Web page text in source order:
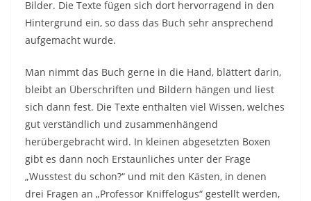
Bilder. Die Texte fügen sich dort hervorragend in den
Hintergrund ein, so dass das Buch sehr ansprechend
aufgemacht wurde.
Man nimmt das Buch gerne in die Hand, blättert darin,
bleibt an Überschriften und Bildern hängen und liest
sich dann fest. Die Texte enthalten viel Wissen, welches
gut verständlich und zusammenhängend
herübergebracht wird. In kleinen abgesetzten Boxen
gibt es dann noch Erstaunliches unter der Frage
„Wusstest du schon?“ und mit den Kästen, in denen
drei Fragen an „Professor Kniffelogus“ gestellt werden,